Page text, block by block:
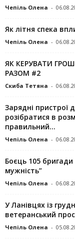
Чепіль Олена -
Як літня спека
Чепіль Олена -
ЯК КЕРУВАТИ
РАЗОМ #2
Скиба Тетяна -
Зарядні пристрої
розібратися в
правильний...
Чепіль Олена -
Боєць 105
мужність”
Чепіль Олена -
У Ланівцях із
ветеранський
Чепіль Олена -